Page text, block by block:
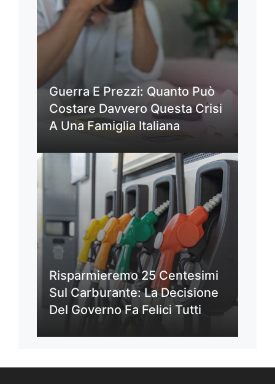
Guerra E Prezzi: Quanto Può
Costare Davvero Questa Crisi
A Una Famiglia Italiana
Risparmieremo 25 Centesimi
Sul Carburante: La Decisione
Del Governo Fa Felici Tutti